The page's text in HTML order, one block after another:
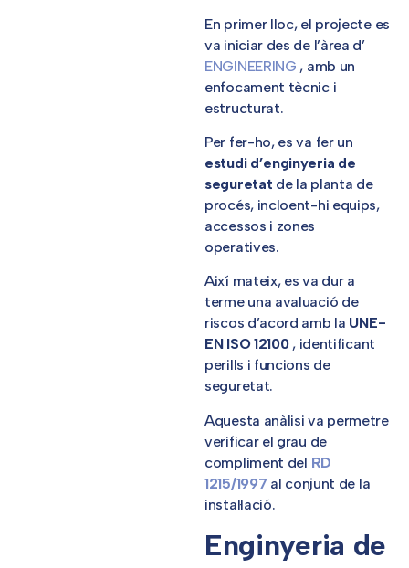
En primer lloc, el projecte es
va iniciar des de l’àrea d’
ENGINEERING , amb un
enfocament tècnic i
estructurat.
Per fer-ho, es va fer un
estudi d’enginyeria de
seguretat de la planta de
procés, incloent-hi equips,
accessos i zones
operatives.
Així mateix, es va dur a
terme una avaluació de
riscos d’acord amb la UNE-
EN ISO 12100, identificant
perills i funcions de
seguretat.
Aquesta anàlisi va permetre
verificar el grau de
compliment del RD
1215/1997 al conjunt de la
instal·lació.
Enginyeria de